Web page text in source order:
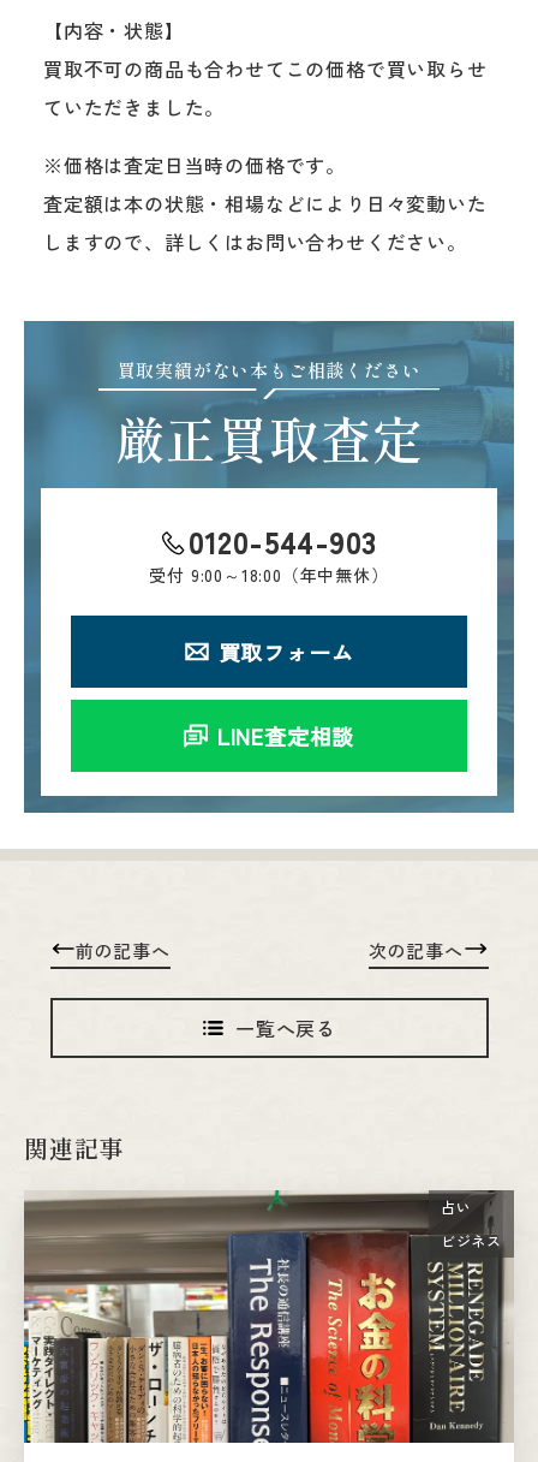
【内容・状態】
買取不可の商品も合わせてこの価格で買い取らせ
ていただきました。
※価格は査定日当時の価格です。
査定額は本の状態・相場などにより日々変動いた
しますので、詳しくはお問い合わせください。
買取実績がない本もご相談ください
厳正買取査定
0120-544-903
受付 9:00～18:00（年中無休）
買取フォーム
LINE査定相談
前の記事へ
一覧へ戻る
次の記事へ
関連記事
占い
ビジネス